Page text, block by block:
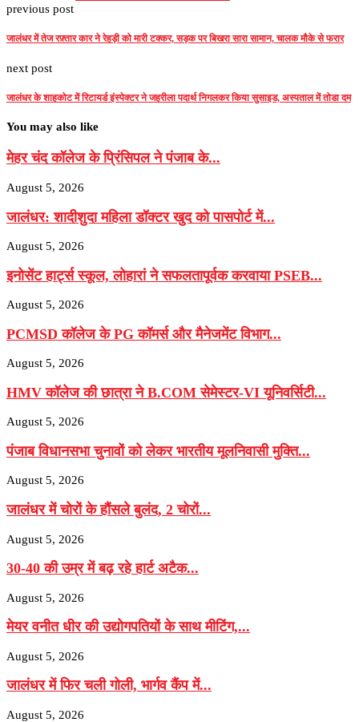
previous post
जालंधर में तेज रफ़्तार कार ने रेहड़ी को मारी टक्कर, सड़क पर बिखरा सारा सामान, चालक मौके से फरार
next post
जालंधर के शाहकोट में रिटायर्ड इंस्पेक्टर ने जहरीला पदार्थ निगलकर किया सुसाइड, अस्पताल में तोडा दम
You may also like
मेहर चंद कॉलेज के प्रिंसिपल ने पंजाब के...
August 5, 2026
जालंधर: शादीशुदा महिला डॉक्टर खुद को पासपोर्ट में...
August 5, 2026
इनोसेंट हार्ट्स स्कूल, लोहारां ने सफलतापूर्वक करवाया PSEB...
August 5, 2026
PCMSD कॉलेज के PG कॉमर्स और मैनेजमेंट विभाग...
August 5, 2026
HMV कॉलेज की छात्रा ने B.COM सेमेस्टर-VI यूनिवर्सिटी...
August 5, 2026
पंजाब विधानसभा चुनावों को लेकर भारतीय मूलनिवासी मुक्ति...
August 5, 2026
जालंधर में चोरों के हौंसले बुलंद, 2 चोरों...
August 5, 2026
30-40 की उम्र में बढ़ रहे हार्ट अटैक...
August 5, 2026
मेयर वनीत धीर की उद्योगपतियों के साथ मीटिंग,...
August 5, 2026
जालंधर में फिर चली गोली, भार्गव कैंप में...
August 5, 2026